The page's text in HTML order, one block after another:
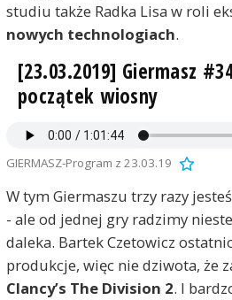
studiu także Radka Lisa w roli
nowych technologiach.
[23.03.2019] Giermasz
początek wiosny
GIERMASZ-Program z 23.03.19
W tym Giermaszu trzy razy
- ale od jednej gry radzimy
daleka. Bartek Czetowicz
produkcje, więc nie dziwota, że
Clancy’s The Division 2. I